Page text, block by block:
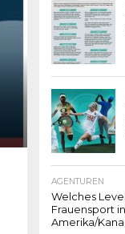
AGENTUREN
Welches
Frauensport in
Amerika/